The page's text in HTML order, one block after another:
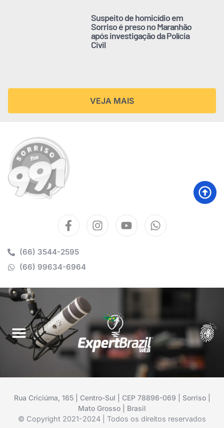
Suspeito de homicídio em
Sorriso é preso no Maranhão
após investigação da Polícia
Civil
VEJA MAIS
(66) 3544-2595
(66) 99634-6964
Rua Criciúma, 165 | Centro-Sul | CEP 78896-069 | Sorriso |
Mato Grosso | Brasil
© Copyright 2021-2024 | Todos os direitos reservados